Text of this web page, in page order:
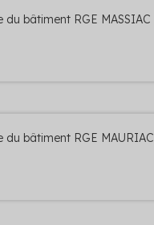
du bâtiment RGE MASSIAC
du bâtiment RGE MAURIAC